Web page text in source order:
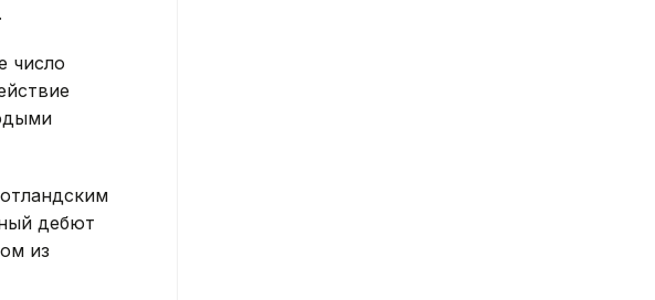
число
дебют
из